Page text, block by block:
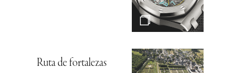
Ruta de fortalezas